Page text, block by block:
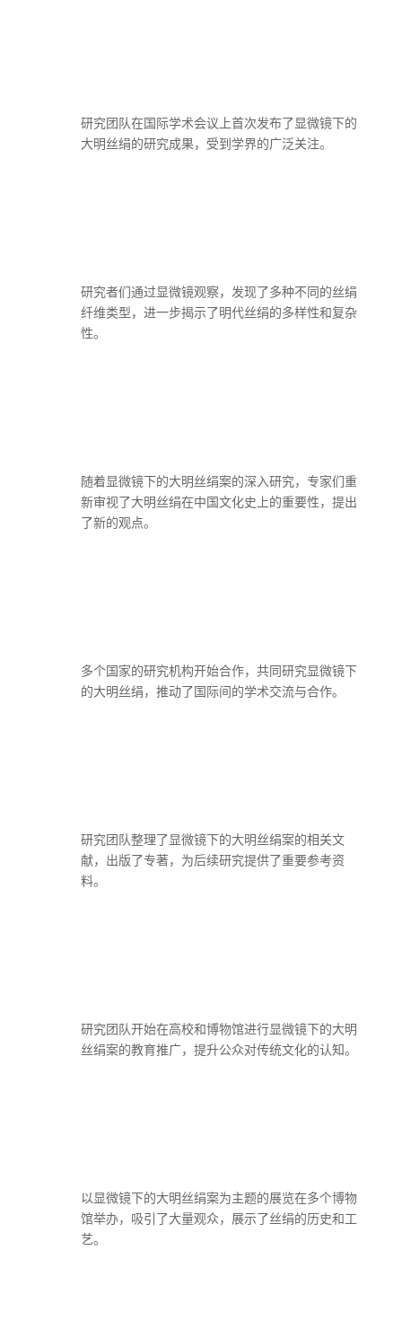
研究团队在国际学术会议上首次发布了显微镜下的
大明丝绢的研究成果，受到学界的广泛关注。
研究者们通过显微镜观察，发现了多种不同的丝绢
纤维类型，进一步揭示了明代丝绢的多样性和复杂
性。
随着显微镜下的大明丝绢案的深入研究，专家们重
新审视了大明丝绢在中国文化史上的重要性，提出
了新的观点。
多个国家的研究机构开始合作，共同研究显微镜下
的大明丝绢，推动了国际间的学术交流与合作。
研究团队整理了显微镜下的大明丝绢案的相关文
献，出版了专著，为后续研究提供了重要参考资
料。
研究团队开始在高校和博物馆进行显微镜下的大明
丝绢案的教育推广，提升公众对传统文化的认知。
以显微镜下的大明丝绢案为主题的展览在多个博物
馆举办，吸引了大量观众，展示了丝绢的历史和工
艺。